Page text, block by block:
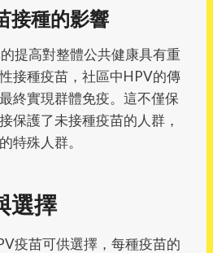
接種的影響
提高對整體公共健康具有重
接種疫苗，社區中HPV的傳
終實現群體免疫。這不僅保
保護了未接種疫苗的人群，
特殊人群。
選擇
疫苗可供選擇，每種疫苗的